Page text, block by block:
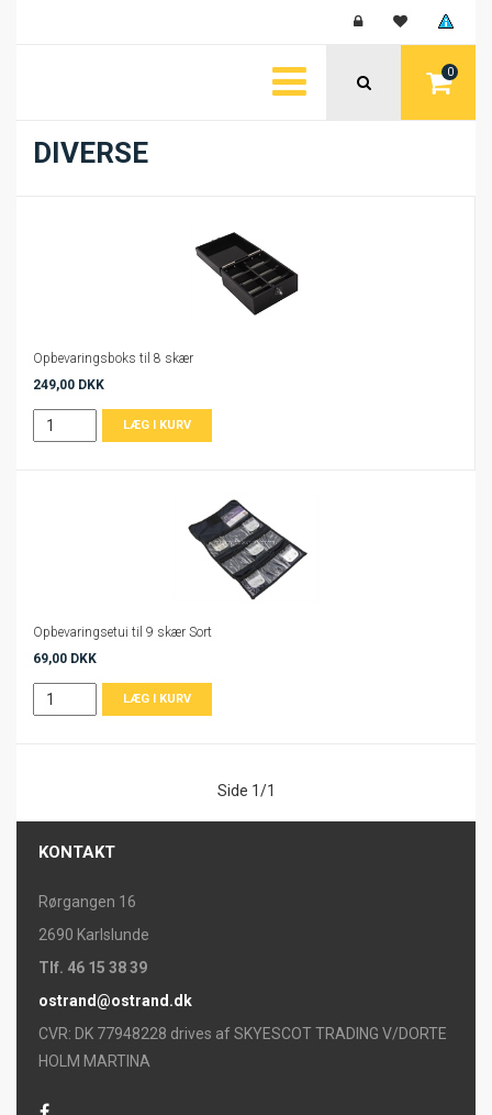
0
DIVERSE
Opbevaringsboks til 8 skær
249,00 DKK
Opbevaringsetui til 9 skær Sort
69,00 DKK
Side 1/1
KONTAKT
Rørgangen 16
2690 Karlslunde
Tlf. 46 15 38 39
ostrand@ostrand.dk
CVR: DK 77948228 drives af SKYESCOT TRADING V/DORTE
HOLM MARTINA